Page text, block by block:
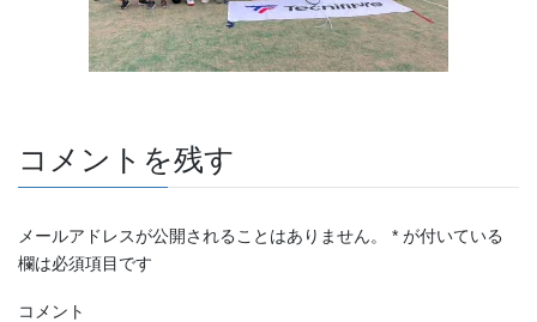
コメントを残す
メールアドレスが公開されることはありません。 * が付いている
欄は必須項目です
コメント